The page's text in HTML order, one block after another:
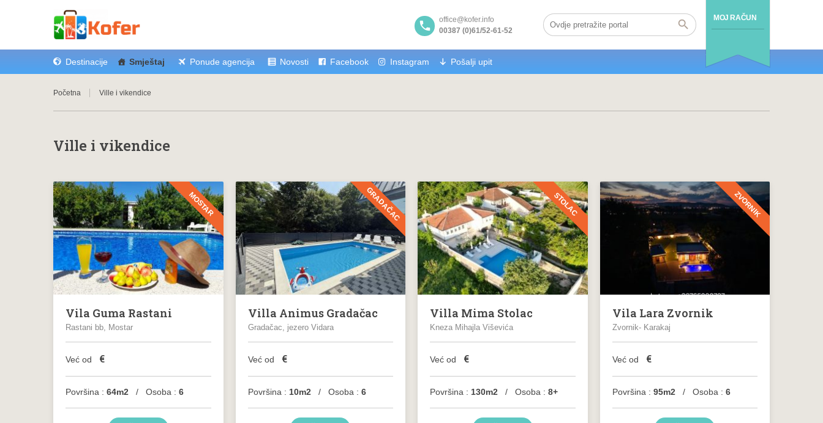
MOJ RAČUN
office@kofer.info
00387 (0)61/52-61-52
Destinacije Smještaj Ponude agencija Novosti Facebook Instagram Pošalji upit
Početna Ville i vikendice
Ville i vikendice
MOSTAR
Vila Guma Rastani
Rastani bb, Mostar
Već od €
Površina : 64m2 / Osoba : 6
GRADAČAC
Villa Animus Gradačac
Gradačac, jezero Vidara
Već od €
Površina : 10m2/ Osoba : 6
STOLAC
Villa Mima Stolac
Kneza Mihajla Viševića
Već od €
Površina : 130m2 / Osoba : 8+
ZVORNIK
Vila Lara Zvornik
Zvornik- Karakaj
Već od €
Površina : 95m2/ Osoba : 6